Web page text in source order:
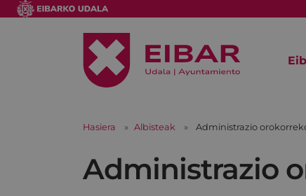
Hasiera Albisteak Administrazio
Administrazio